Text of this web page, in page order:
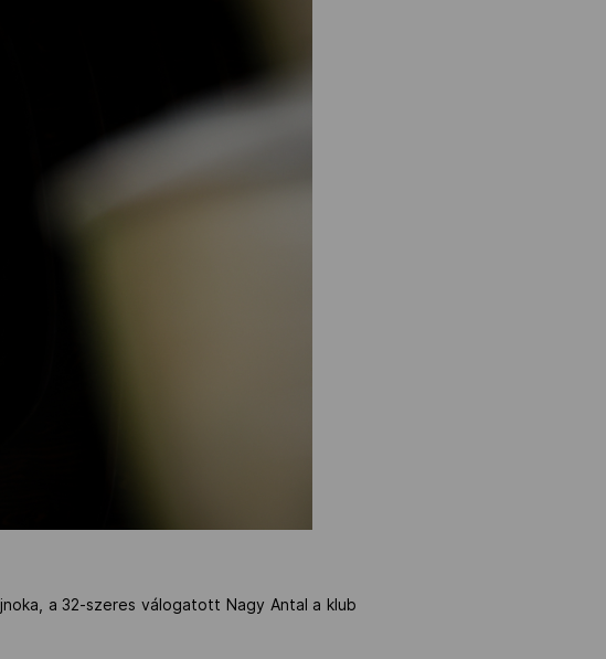
a 32-szeres válogatott Nagy Antal a klub